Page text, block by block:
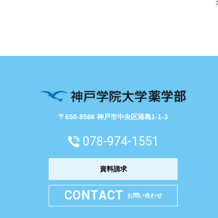
〒650-8586 神戸市中央区港島1-1-3
078-974-1551
資料請求
CONTACT お問い合わせ